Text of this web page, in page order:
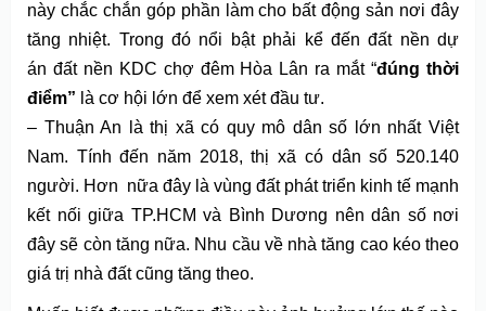
này chắc chắn góp phần làm cho bất động sản nơi đây
tăng nhiệt. Trong đó nổi bật phải kể đến đất nền dự
án đất nền KDC chợ đêm Hòa Lân ra mắt “đúng thời
điểm” là cơ hội lớn để xem xét đầu tư.
– Thuận An là thị xã có quy mô dân số lớn nhất Việt
Nam. Tính đến năm 2018, thị xã có dân số 520.140
người. Hơn nữa đây là vùng đất phát triển kinh tế mạnh
kết nối giữa TP.HCM và Bình Dương nên dân số nơi
đây sẽ còn tăng nữa. Nhu cầu về nhà tăng cao kéo theo
giá trị nhà đất cũng tăng theo.